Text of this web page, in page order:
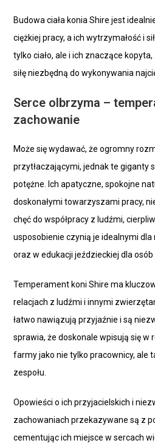
Budowa ciała konia Shire jest
ciężkiej pracy, a ich wytrzymałość i
tylko ciało, ale i ich znaczące
siłę niezbędną do wykonywania
Serce olbrzyma –
zachowanie
Może się wydawać, że ogromny
przytłaczającymi, jednak te giganty
potężne. Ich apatyczne, spokojne
doskonałymi towarzyszami pracy,
chęć do współpracy z ludźmi,
usposobienie czynią je idealnymi
oraz w edukacji jeździeckiej dla
Temperament koni Shire ma
relacjach z ludźmi i innymi
łatwo nawiązują przyjaźnie i są
sprawia, że doskonale wpisują się w
farmy jako nie tylko pracownicy, ale
zespołu.
Opowieści o ich przyjacielskich i
zachowaniach przekazywane są z
cementując ich miejsce w sercach